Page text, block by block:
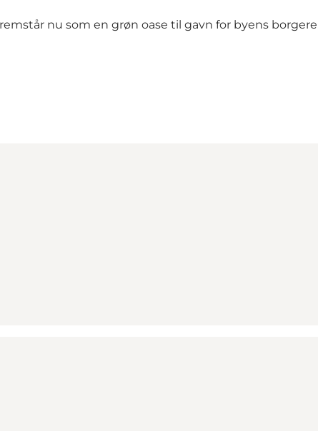
nu som en grøn oase til gavn for byens